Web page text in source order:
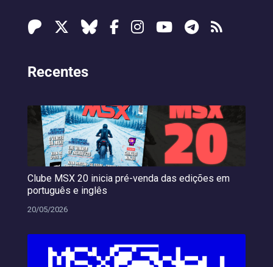
Recentes
Clube MSX 20 inicia pré-venda das edições em
português e inglês
20/05/2026